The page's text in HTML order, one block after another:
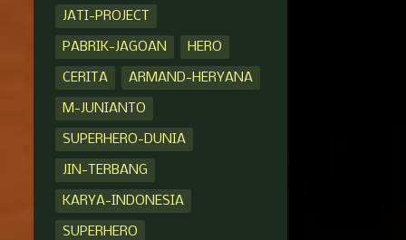
JATI-PROJECT
PABRIK-JAGOAN HERO
CERITA ARMAND-HERYANA
M-JUNIANTO
SUPERHERO-DUNIA
JIN-TERBANG
KARYA-INDONESIA
SUPERHERO